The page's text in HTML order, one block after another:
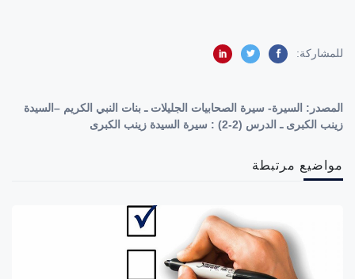
للمشاركة:
المصدر: السيرة- سيرة الصحابيات الجليلات ـ بنات النبي الكريم –السيدة
زينب الكبرى ـ الدرس (2-2) : سيرة السيدة زينب الكبرى
مواضيع مرتبطة